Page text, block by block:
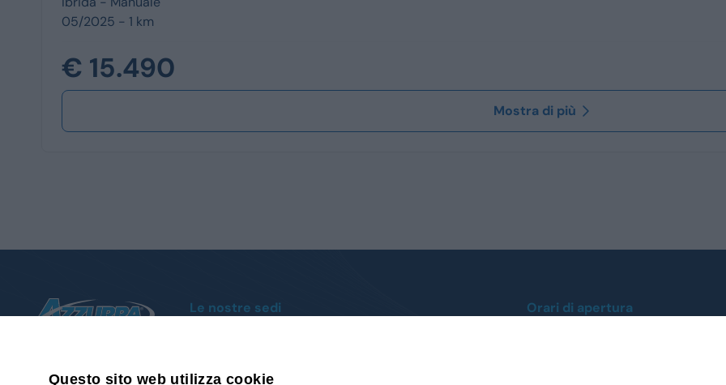
05/2025 - 1 km
€ 15.490
Mostra di più
Le nostre sedi
Via della Motorizzazione, 1 - Tel.
Orari di apertura
Questo sito web utilizza cookie